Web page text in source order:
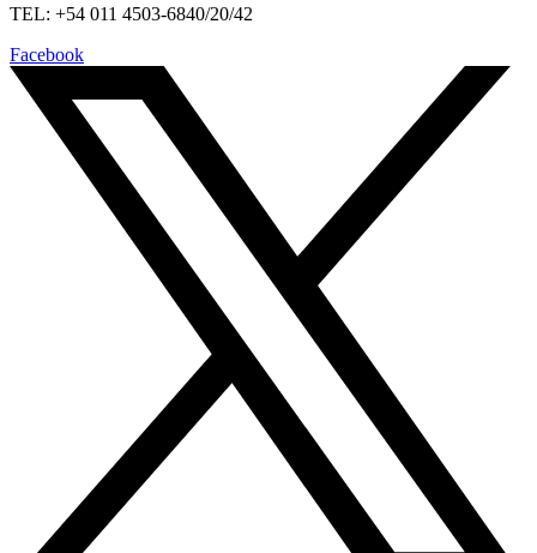
TEL: +54 011 4503-6840/20/42
Facebook